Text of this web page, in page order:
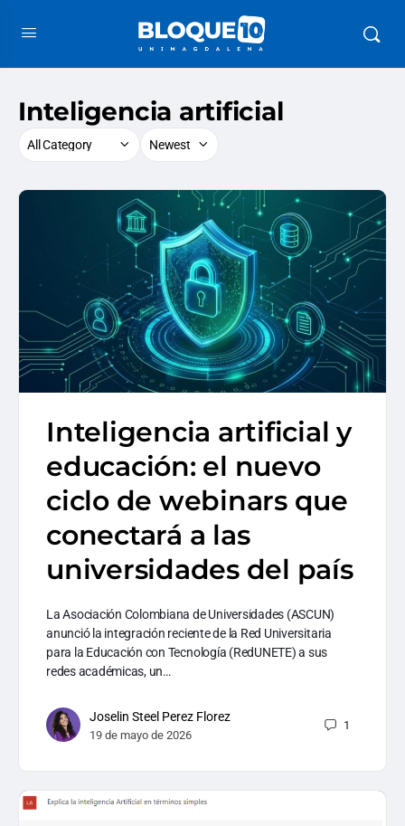
Inteligencia artificial
Inteligencia artificial y
educación: el nuevo
ciclo de webinars que
conectará a las
universidades del país
La Asociación Colombiana de Universidades (ASCUN)
anunció la integración reciente de la Red Universitaria
para la Educación con Tecnología (RedUNETE) a sus
redes académicas, un…
Joselin Steel Perez Florez
19 de mayo de 2026
1